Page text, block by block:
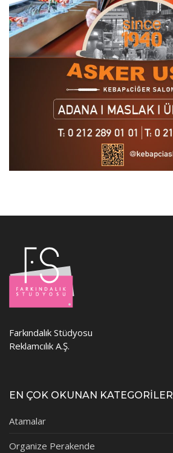
Farkındalık Stüdyosu
Reklamcılık A.Ş.
EN ÇOK OKUNAN KATEGORİLER
Atamalar
Organize Perakende